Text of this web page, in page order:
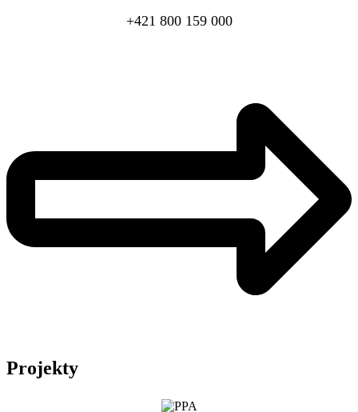
+421 800 159 000
Projekty